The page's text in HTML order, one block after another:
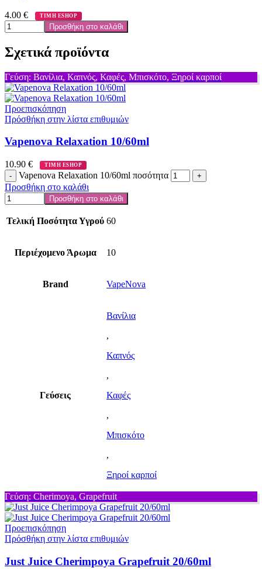
4.00 € ΤΙΜΗ ESHOP
Προσθήκη στο καλάθι
Σχετικά προϊόντα
Γεύση: Βανίλια, Καπνός, Καφές, Μπισκότο, Ξηροί καρποί
Προεπισκόπηση
Πρόσθήκη στην λίστα επιθυμιών
Vapenova Relaxation 10/60ml
10.90 € ΤΙΜΗ ESHOP
Vapenova Relaxation 10/60ml ποσότητα
Προσθήκη στο καλάθι
Προσθήκη στο καλάθι
Τελική Ποσότητα Υγρού 60
Περιέχομενο Άρωμα 10
Brand VapeNova
Γεύσεις
Βανίλια
,
Καπνός
,
Καφές
,
Μπισκότο
,
Ξηροί καρποί
Γεύση: Cherimoya, Grapefruit
Προεπισκόπηση
Πρόσθήκη στην λίστα επιθυμιών
Just Juice Cherimpoya Grapefruit 20/60ml